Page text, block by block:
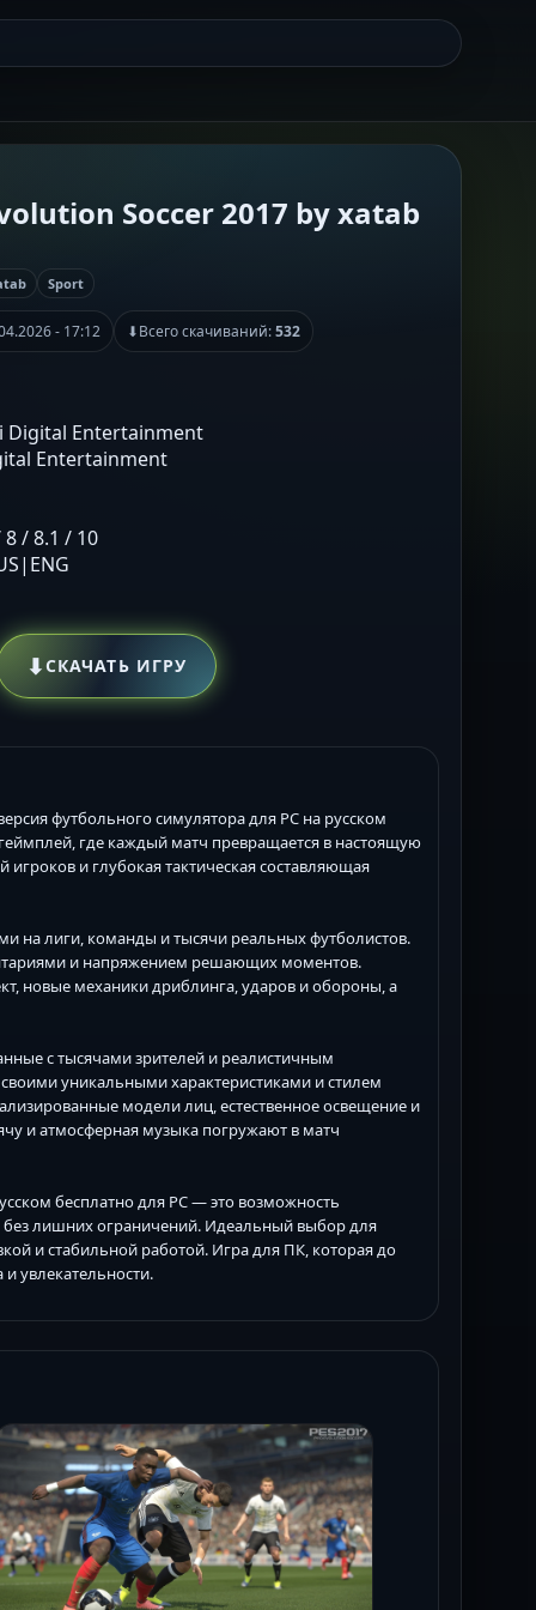
Soccer 2017 by xatab
Sport
- 17:12 ⬇Всего скачиваний:532
Digital Entertainment
Entertainment
/ 8.1 / 10
⬇СКАЧАТЬ ИГРУ
футбольного симулятора для PC на русском
где каждый матч превращается в настоящую
и глубокая тактическая составляющая
на лиги, команды и тысячи реальных футболистов.
и напряжением решающих моментов.
новые механики дриблинга, ударов и обороны, а
с тысячами зрителей и реалистичным
уникальными характеристиками и стилем
модели лиц, естественное освещение и
и атмосферная музыка погружают в матч
бесплатно для PC — это возможность
без лишних ограничений. Идеальный выбор для
и стабильной работой. Игра для ПК, которая до
увлекательности.